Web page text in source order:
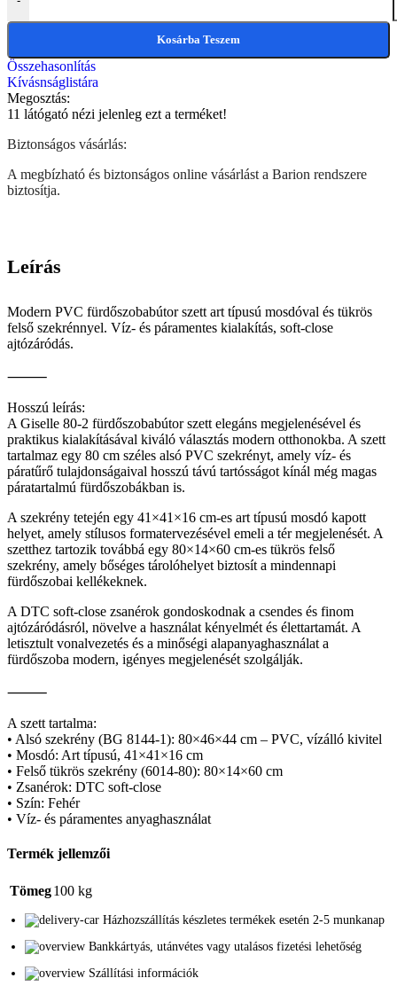
Kosárba Teszem
Összehasonlítás
Kívásnságlistára
Megosztás:
11 látógató nézi jelenleg ezt a terméket!
Biztonságos vásárlás:
A megbízható és biztonságos online vásárlást a Barion rendszere
biztosítja.
Leírás
Modern PVC fürdőszobabútor szett art típusú mosdóval és tükrös
felső szekrénnyel. Víz- és páramentes kialakítás, soft-close
ajtózáródás.
⸻
Hosszú leírás:
A Giselle 80-2 fürdőszobabútor szett elegáns megjelenésével és
praktikus kialakításával kiváló választás modern otthonokba. A szett
tartalmaz egy 80 cm széles alsó PVC szekrényt, amely víz- és
páratűrő tulajdonságaival hosszú távú tartósságot kínál még magas
páratartalmú fürdőszobákban is.
A szekrény tetején egy 41×41×16 cm-es art típusú mosdó kapott
helyet, amely stílusos formatervezésével emeli a tér megjelenését. A
szetthez tartozik továbbá egy 80×14×60 cm-es tükrös felső
szekrény, amely bőséges tárolóhelyet biztosít a mindennapi
fürdőszobai kellékeknek.
A DTC soft-close zsanérok gondoskodnak a csendes és finom
ajtózáródásról, növelve a használat kényelmét és élettartamát. A
letisztult vonalvezetés és a minőségi alapanyaghasználat a
fürdőszoba modern, igényes megjelenését szolgálják.
⸻
A szett tartalma:
• Alsó szekrény (BG 8144-1): 80×46×44 cm – PVC, vízálló kivitel
• Mosdó: Art típusú, 41×41×16 cm
• Felső tükrös szekrény (6014-80): 80×14×60 cm
• Zsanérok: DTC soft-close
• Szín: Fehér
• Víz- és páramentes anyaghasználat
Termék jellemzői
Tömeg100 kg
Házhozszállítás készletes termékek esetén 2-5 munkanap
Bankkártyás, utánvétes vagy utalásos fizetési lehetőség
Szállítási információk